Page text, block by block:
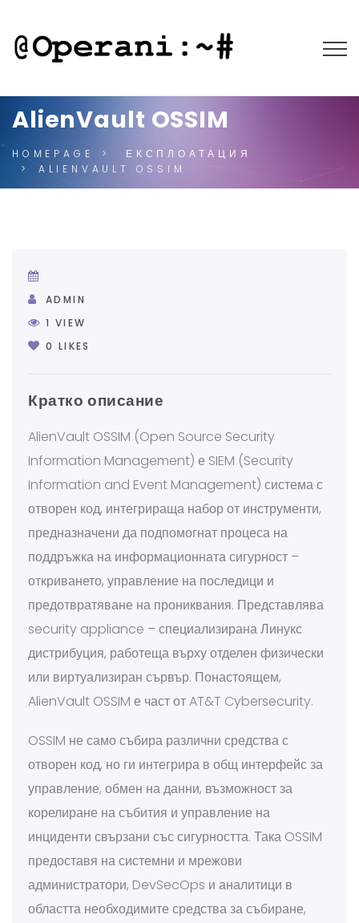
AlienVault OSSIM
HOMEPAGE
ЕКСПЛОАТАЦИЯ
ALIENVAULT OSSIM
ADMIN
1 VIEW
0 LIKES
Кратко описание
AlienVault OSSIM (Open Source Security
Information Management) е SIEM (Security
Information and Event Management) система с
отворен код, интегрираща набор от инструменти,
предназначени да подпомогнат процеса на
поддръжка на информационната сигурност –
откриването, управление на последици и
предотвратяване на прониквания. Представлява
security appliance – специализирана Линукс
дистрибуция, работеща върху отделен физически
или виртуализиран сървър. Понастоящем,
AlienVault OSSIM е част от AT&T Cybersecurity.
OSSIM не само събира различни средства с
отворен код, но ги интегрира в общ интерфейс за
управление, обмен на данни, възможност за
корелиране на събития и управление на
инциденти свързани със сигурността. Така OSSIM
предоставя на системни и мрежови
администратори, DevSecOps и аналитици в
областта необходимите средства за събиране,